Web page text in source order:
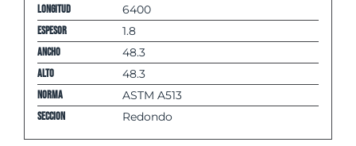
Longitud 6400
espesor 1.8
Ancho 48.3
Alto 48.3
Norma ASTM A513
Seccion Redondo